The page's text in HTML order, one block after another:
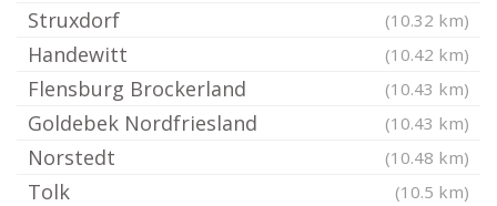
Struxdorf (10.32 km)
Handewitt (10.42 km)
Flensburg Brockerland (10.43 km)
Goldebek Nordfriesland (10.43 km)
Norstedt (10.48 km)
Tolk (10.5 km)